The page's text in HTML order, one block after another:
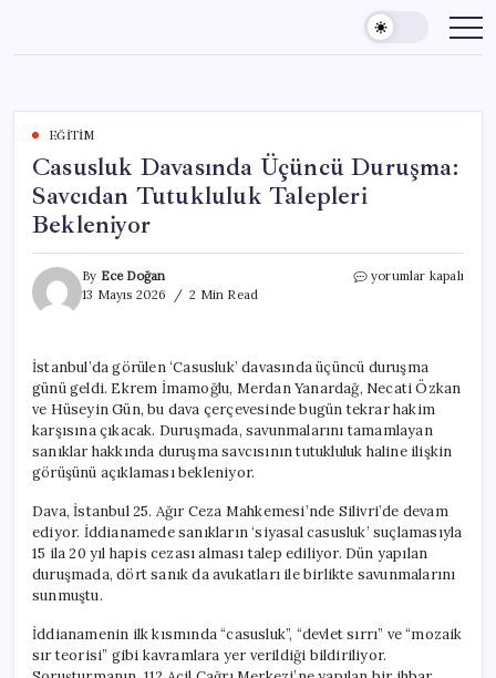
content
EĞITIM
Casusluk Davasında Üçüncü Duruşma:
Savcıdan Tutukluluk Talepleri
Bekleniyor
By Ece Doğan
13 Mayıs 2026
2 Min Read
Casusluk
Tutukluluk
Talepleri
Bekleniyor
için
yorumlar kapalı
İstanbul’da görülen ‘Casusluk’ davasında üçüncü duruşma
günü geldi. Ekrem İmamoğlu, Merdan Yanardağ, Necati Özkan
ve Hüseyin Gün, bu dava çerçevesinde bugün tekrar hakim
karşısına çıkacak. Duruşmada, savunmalarını tamamlayan
sanıklar hakkında duruşma savcısının tutukluluk haline ilişkin
görüşünü açıklaması bekleniyor.
Dava, İstanbul 25. Ağır Ceza Mahkemesi’nde Silivri’de devam
ediyor. İddianamede sanıkların ‘siyasal casusluk’ suçlamasıyla
15 ila 20 yıl hapis cezası alması talep ediliyor. Dün yapılan
duruşmada, dört sanık da avukatları ile birlikte savunmalarını
sunmuştu.
İddianamenin ilk kısmında “casusluk”, “devlet sırrı” ve “mozaik
sır teorisi” gibi kavramlara yer verildiği bildiriliyor.